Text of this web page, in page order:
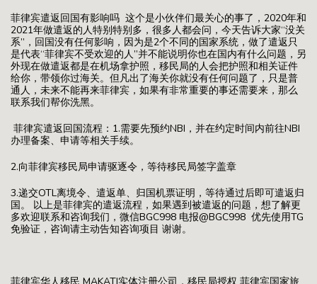
菲律宾遣返回国有影响吗 这个是小伙伴们最关心的事了，2020年和
2021年做遣返的人特别特别多，很多人都会问，今天告诉大家“没关
系”，回国没有任何影响，因为是2个不同的国家系统，做了遣返只
是代表“菲律宾不受欢迎的人”并不能说明你也在国内有什么问题，另
外现在做遣返都是在机场拿护照，移民局的人会把护照和相关证件
给你，带领你过海关。但凡出了海关你就没有任何问题了，只是普
通人，未来不能再来菲律宾，如果有非常重要的事还需要来，那么
联系我们帮你洗黑。
菲律宾遣返回国流程：1.需要先预约NBI，并在约定时间内前往NBI
办理备案、申请等相关手续。
2.向菲律宾移民局申请驱逐令，等待移民局签字盖章
3.递交OTL离境令、遣返单、归国机票证明，等待通过后即可遣返归
国。 以上是菲律宾的遣返流程，如果遇到被遣返的问题，想了解更
多欢迎联系和咨询我们，微信BGC998 电报@BGC998 优先使用TG
免验证，咨询请主动告知咨询项目 谢谢。